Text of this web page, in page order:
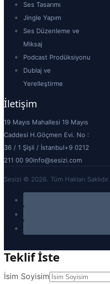
Ses Tasarımı
Jingle Yapım
Ses Düzenleme ve
Miksaj
Podcast Prodüksiyonu
Dublaj ve
Yerelleştirme
İletişim
19 Mayıs Mahallesi 19 Mayıs
Caddesi H.Göçmen Evi. No :
36 / 1 Şişli / İstanbul+9 0212
211 00 90info@sesizi.com
Sesizi © 2026. Tüm Hakları Saklıdır.
Teklif İste
İsim Soyisim